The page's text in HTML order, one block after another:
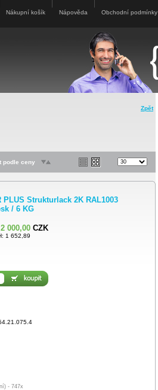
Nákupní košík Nápověda Obchodní podmínky
Zpět
podle ceny
PLUS Strukturlack 2K RAL1003
/ 6 KG
2 000,00 CZK
1 652,89
- 747x